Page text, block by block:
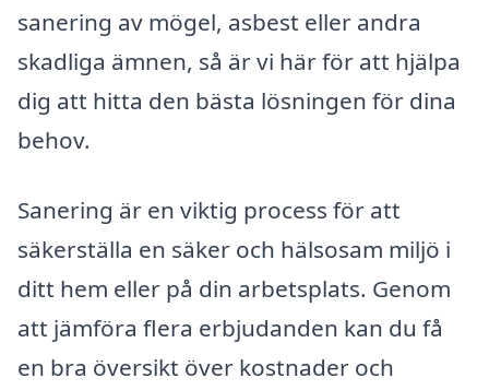
sanering av mögel, asbest eller andra
skadliga ämnen, så är vi här för att hjälpa
dig att hitta den bästa lösningen för dina
behov.
Sanering är en viktig process för att
säkerställa en säker och hälsosam miljö i
ditt hem eller på din arbetsplats. Genom
att jämföra flera erbjudanden kan du få
en bra översikt över kostnader och